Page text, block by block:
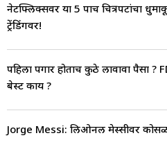
नेटफ्लिक्सवर या 5 पाच चित्रपटांचा
ट्रेंडिंगवर!
पहिला पगार होताच कुठे लावावा पैसा ?
बेस्ट काय ?
Jorge Messi: लिओनल मेस्सीवर